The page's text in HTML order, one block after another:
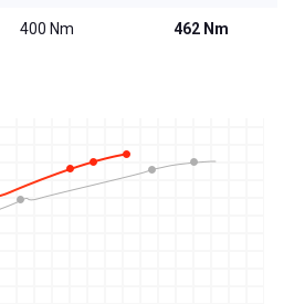
400 Nm 462 Nm